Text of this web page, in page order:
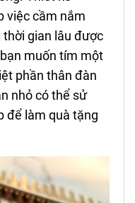
việc cầm nắm
gian lâu được
muốn tím một
phần thân đàn
nhỏ có thể sử
để làm quà tặng